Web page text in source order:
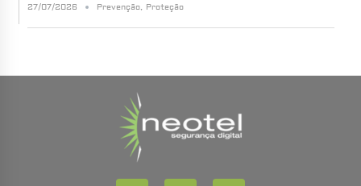
27/07/2026 Prevenção, Proteção